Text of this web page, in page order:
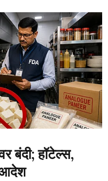
बंदी; हॉटेल्स,
आदेश